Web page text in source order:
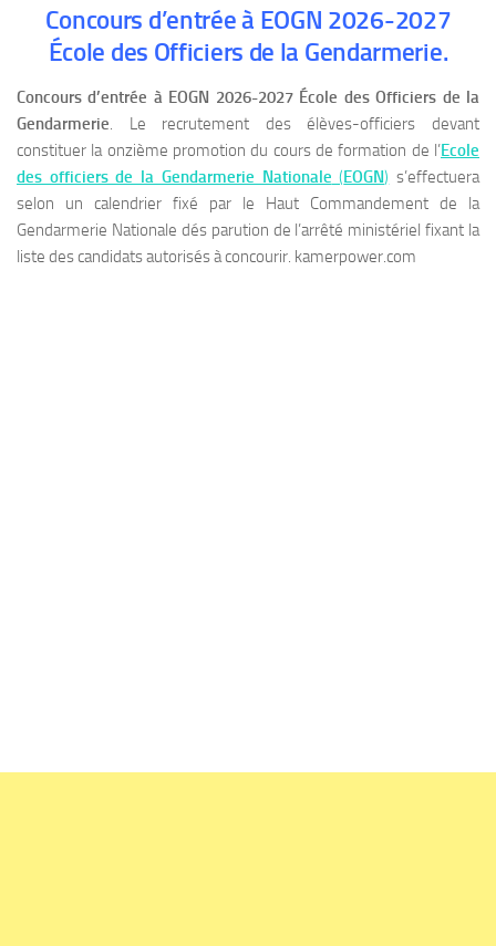
Concours d’entrée à EOGN 2026-2027
École des Officiers de la Gendarmerie.
Concours d’entrée à EOGN 2026-2027 École des Officiers de la
Gendarmerie. Le recrutement des élèves-officiers devant
constituer la onzième promotion du cours de formation de l’Ecole
des officiers de la Gendarmerie Nationale (EOGN) s’effectuera
selon un calendrier fixé par le Haut Commandement de la
Gendarmerie Nationale dés parution de l’arrêté ministériel fixant la
liste des candidats autorisés à concourir. kamerpower.com